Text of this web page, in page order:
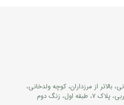
بالاتر از مرزداران، کوچه ولدخانی،
زنگ دوم